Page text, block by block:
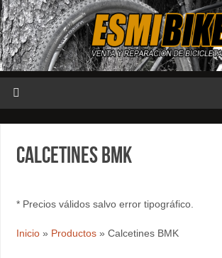
Calcetines BMK
* Precios válidos salvo error tipográfico.
Inicio» Productos» Calcetines BMK